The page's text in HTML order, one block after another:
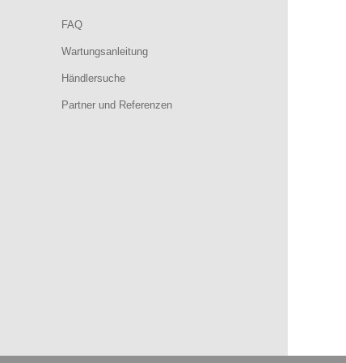
FAQ
Wartungsanleitung
Händlersuche
Partner und Referenzen